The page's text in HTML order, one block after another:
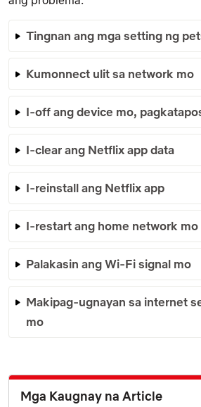
Tingnan ang mga setting ng
Kumonnect ulit sa network mo
I-off ang device mo,
I-clear ang Netflix app data
I-reinstall ang Netflix app
I-restart ang home network mo
Palakasin ang Wi-Fi signal mo
Makipag-ugnayan sa internet
mo
Mga Kaugnay na Article